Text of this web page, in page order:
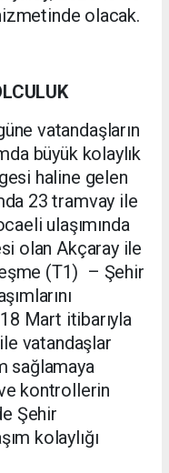
olacak.
vatandaşların
büyük kolaylık
haline gelen
23 tramvay ile
ulaşımında
olan Akçaray ile
(T1) – Şehir
Mart itibarıyla
vatandaşlar
sağlamaya
kontrollerin
Şehir
kolaylığı